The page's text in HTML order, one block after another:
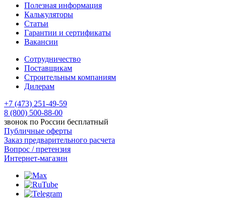
Полезная информация
Калькуляторы
Статьи
Гарантии и сертификаты
Вакансии
Сотрудничество
Поставщикам
Строительным компаниям
Дилерам
+7 (473) 251-49-59
8 (800) 500-88-00
звонок по России бесплатный
Публичные оферты
Заказ предварительного расчета
Вопрос / претензия
Интернет-магазин